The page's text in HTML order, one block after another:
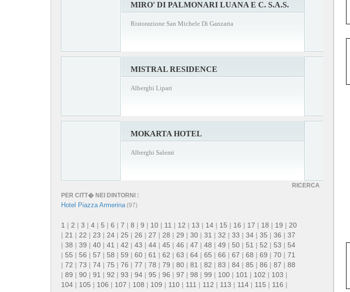
MIRO' DI PALMONARI LUANA E C. S.A.S.
Ristorazione San Michele Di Ganzaria
MISTRAL RESIDENCE
Alberghi Lipari
MOKARTA HOTEL
Alberghi Salemi
RICERCA
PER CITT� NEI DINTORNI :
Hotel Piazza Armerina(97)
1 | 2 | 3 | 4 | 5 | 6 | 7 | 8 | 9 | 10 | 11 | 12 | 13 | 14 | 15 | 16 | 17 | 18 | 19 | 20
| 21 | 22 | 23 | 24 | 25 | 26 | 27 | 28 | 29 | 30 | 31 | 32 | 33 | 34 | 35 | 36 | 37
| 38 | 39 | 40 | 41 | 42 | 43 | 44 | 45 | 46 | 47 | 48 | 49 | 50 | 51 | 52 | 53 | 54
| 55 | 56 | 57 | 58 | 59 | 60 | 61 | 62 | 63 | 64 | 65 | 66 | 67 | 68 | 69 | 70 | 71
| 72 | 73 | 74 | 75 | 76 | 77 | 78 | 79 | 80 | 81 | 82 | 83 | 84 | 85 | 86 | 87 | 88
| 89 | 90 | 91 | 92 | 93 | 94 | 95 | 96 | 97 | 98 | 99 | 100 | 101 | 102 | 103 |
104 | 105 | 106 | 107 | 108 | 109 | 110 | 111 | 112 | 113 | 114 | 115 | 116 |